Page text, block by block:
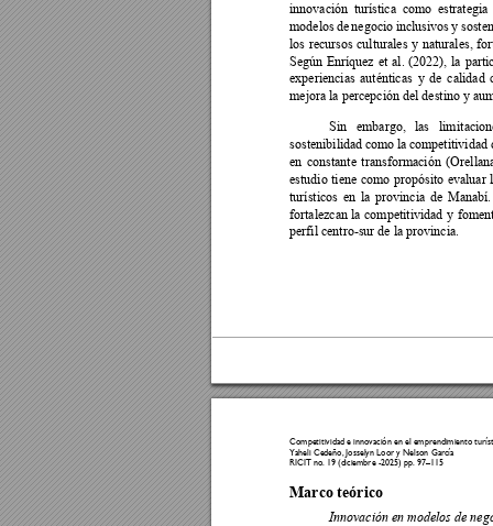
innovación turística como estrategia
modelos de negocio inclusivos y
los recursos culturales y naturales,
Según Enríquez et al. (2022), la
experiencias auténticas y de calidad
mejora la percepción del destino y
Sin embargo, las limi
sostenibilidad como la competitividad
en constante transformación
estudio tiene como propósito evaluar
turísticos en la provincia de
fortalezcan la competitividad y
perfil centro-sur de la provincia.
Competitividad e innovación en el emprendimiento
Yaheli Cedeño, Josselyn Loor y Nelson García
RICIT no. 19 (d iciembre -2025) pp. 97– 5
Marco teórico
Innovación en modelos de